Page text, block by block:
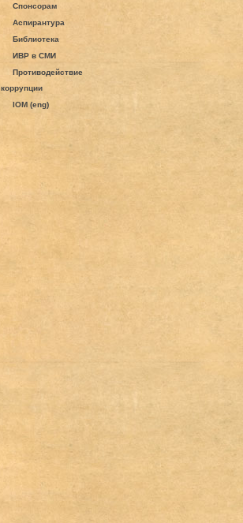
Спонсорам
Аспирантура
Библиотека
ИВР в СМИ
Противодействие
коррупции
IOM (eng)